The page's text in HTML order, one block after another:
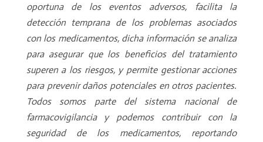
oportuna de los eventos adversos, facilita la
detección temprana de los problemas asociados
con los medicamentos, dicha información se analiza
para asegurar que los beneficios del tratamiento
superen a los riesgos, y permite gestionar acciones
para prevenir daños potenciales en otros pacientes.
Todos somos parte del sistema nacional de
farmacovigilancia y podemos contribuir con la
seguridad de los medicamentos, reportando